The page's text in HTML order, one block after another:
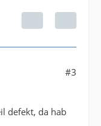
#3
defekt, da hab